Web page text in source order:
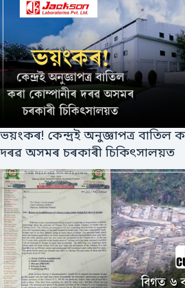
ভয়ংকৰ! কেন্দ্ৰই অনুজ্ঞাপত্ৰ বাতিল
দৰৱ অসমৰ চৰকাৰী চিকিৎসালয়ত